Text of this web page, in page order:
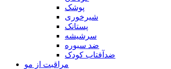
پوشک
شیرخوری
پستانک
سرشیشه
ضد سبوره
ضدآفتاب کودک
مراقبت از مو